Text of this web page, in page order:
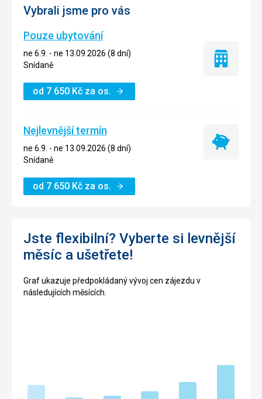
Vybrali jsme pro vás
Pouze ubytování
ne 6.9. - ne 13.09.2026 (8 dní)
Snídaně
od 7 650 Kč za os.
Pouze
Nejlevnější termín
ne 6.9. - ne 13.09.2026 (8 dní)
Snídaně
od 7 650 Kč za os.
Nejlevnější
Jste flexibilní? Vyberte si levnější
měsíc a ušetřete!
Graf ukazuje předpokládaný vývoj cen zájezdu v
následujících měsících.